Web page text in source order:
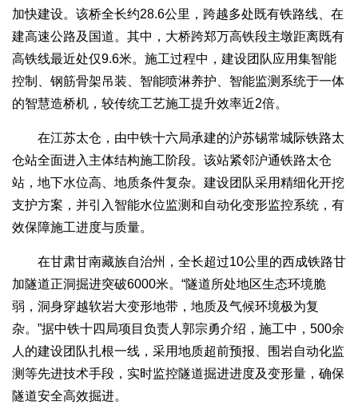
加快建设。该桥全长约28.6公里，跨越多处既有铁路线、在
建高速公路及国道。其中，大桥跨郑万高铁段主墩距离既有
高铁线最近处仅9.6米。施工过程中，建设团队应用集智能
控制、钢筋骨架吊装、智能喷淋养护、智能监测系统于一体
的智慧造桥机，较传统工艺施工提升效率近2倍。
在江苏太仓，由中铁十六局承建的沪苏锡常城际铁路太
仓站全面进入主体结构施工阶段。该站紧邻沪通铁路太仓
站，地下水位高、地质条件复杂。建设团队采用精细化开挖
支护方案，并引入智能水位监测和自动化变形监控系统，有
效保障施工进度与质量。
在甘肃甘南藏族自治州，全长超过10公里的西成铁路甘
加隧道正洞掘进突破6000米。“隧道所处地区生态环境脆
弱，洞身穿越软岩大变形地带，地质及气候环境极为复
杂。”据中铁十四局项目负责人郭宗勇介绍，施工中，500余
人的建设团队扎根一线，采用地质超前预报、围岩自动化监
测等先进技术手段，实时监控隧道掘进进度及变形量，确保
隧道安全高效掘进。